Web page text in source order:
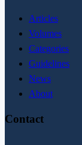
Articles
Volumes
Categories
Guidelines
News
About
Contact